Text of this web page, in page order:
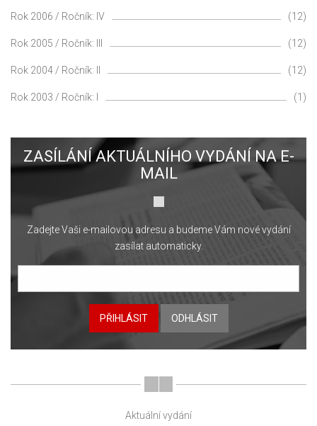
Rok 2006 / Ročník: IV (12)
Rok 2005 / Ročník: III (12)
Rok 2004 / Ročník: II (12)
Rok 2003 / Ročník: I (1)
ZASÍLÁNÍ AKTUÁLNÍHO VYDÁNÍ NA E-
MAIL
Zadejte Vaši e-mailovou adresu a budeme Vám nové vydání
zasílat automaticky.
PŘIHLÁSIT ODHLÁSIT
Aktuální vydání